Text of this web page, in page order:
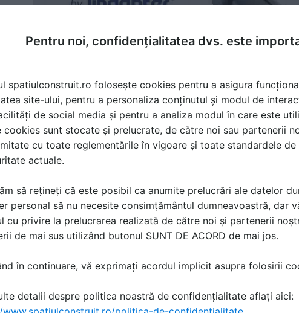
structuri metalice, elemente de asamblare, surub, fixari
vă produsele și serviciile pe SpatiulConstruit.ro!
Pentru noi, confidențialitatea dvs. este
spatiulconstruit.ro folosește cookies pentru a asigura
site-ului, pentru a personaliza conținutul și modul de
de social media și pentru a analiza modul în care este
cookies sunt stocate și prelucrate, de către noi sau partenerii
cu toate reglementările în vigoare și toate standardele
actuale.
să rețineți că este posibil ca anumite prelucrări ale datelor
personal să nu necesite consimțământul dumneavoastră, dar
cu privire la prelucrarea realizată de către noi și partenerii
de mai sus utilizând butonul SUNT DE ACORD de mai jos.
în continuare, vă exprimați acordul implicit asupra folosirii
detalii despre politica noastră de confidențialitate aflați aici: